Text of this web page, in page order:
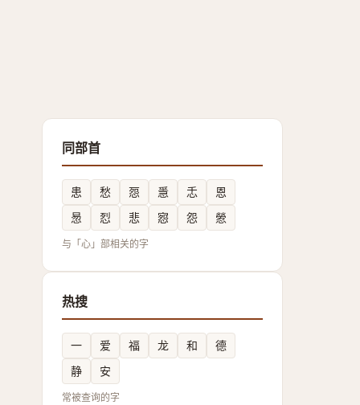
同部首
患 愁 㤪 㥯 忎
恩
惖
㤠 悲 惌 怨 憥
与「心」部相关的字
热搜
一 爱 福 龙 和
德
静
安
常被查询的字